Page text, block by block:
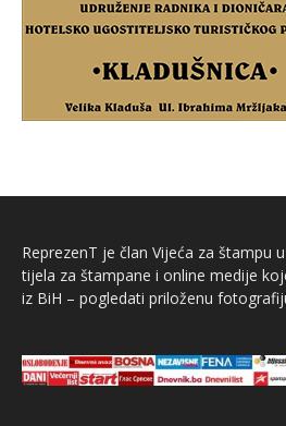
ReprezenT je član Vijeća za štampu
tijela za štampane i online medije
iz BiH – pogledati priloženu